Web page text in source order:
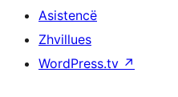
Asistencë
Zhvillues
WordPress.tv ↗